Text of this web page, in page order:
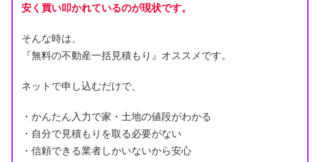
安く買い叩かれているのが現状です。
そんな時は、
『無料の不動産一括見積もり』オススメです。
ネットで申し込むだけで、
・かんたん入力で家・土地の値段がわかる
・自分で見積もりを取る必要がない
・信頼できる業者しかいないから安心